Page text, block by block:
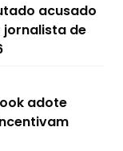
acusado
de
adote